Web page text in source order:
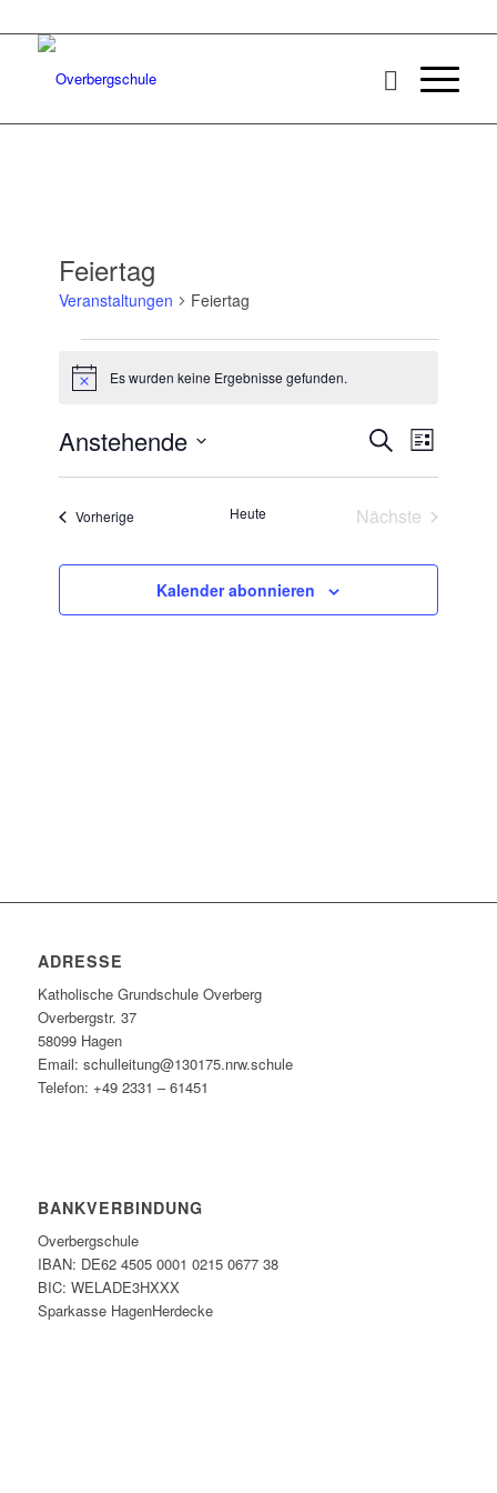
Feiertag
Veranstaltungen Feiertag
Veranstaltungen
HinweisEs wurden keine Ergebnisse gefunden.
Suche
und
SucheListe
Anstehende
Vorherige VeranstaltungenHeute
Nächste
Kalender abonnieren
ADRESSE
Katholische Grundschule Overberg
Overbergstr. 37
58099 Hagen
Email: schulleitung@130175.nrw.schule
Telefon: +49 2331 – 61451
BANKVERBINDUNG
Overbergschule
IBAN: DE62 4505 0001 0215 0677 38
BIC: WELADE3HXXX
Sparkasse HagenHerdecke